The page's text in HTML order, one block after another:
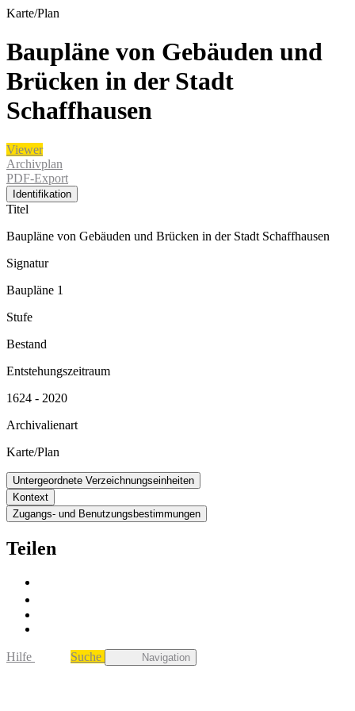
Karte/Plan
Baupläne von Gebäuden und
Brücken in der Stadt
Schaffhausen
Viewer
Archivplan
PDF-Export
Identifikation
Titel
Baupläne von Gebäuden und Brücken in der Stadt Schaffhausen
Signatur
Baupläne 1
Stufe
Bestand
Entstehungszeitraum
1624 - 2020
Archivalienart
Karte/Plan
Untergeordnete Verzeichnungseinheiten
Kontext
Zugangs- und Benutzungsbestimmungen
Teilen
Hilfe Suche Navigation